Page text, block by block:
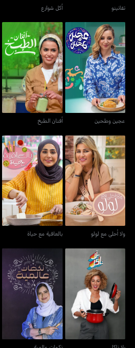
تفانينو أكل شوارع
عجين وطحين
عجين وطحين
أفنان الطبخ
أفنان الطبخ
ولا أحلى مع لولو
ولا أحلى مع لولو
بالعافية مع حياة
بالعافية مع حياة
يلا ناكل نكهات عالمية